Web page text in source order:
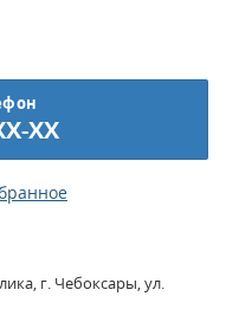
XX
г. Чебоксары, ул.